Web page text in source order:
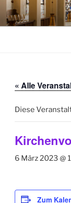
Zum
Inhalt
springen
« Alle
Diese
6 März 2023 @
Zum